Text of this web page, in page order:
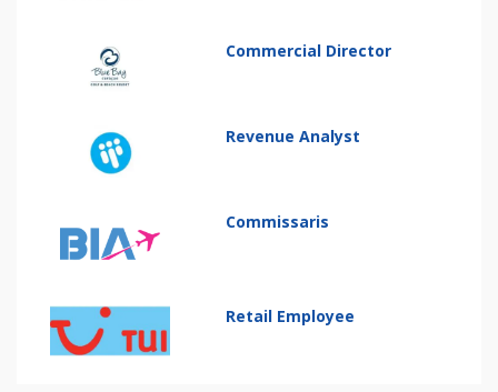
Commercial Director
Revenue Analyst
Commissaris
Retail Employee